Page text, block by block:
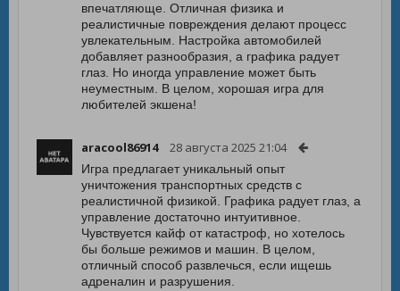
впечатляюще. Отличная физика и
реалистичные повреждения делают процесс
увлекательным. Настройка автомобилей
добавляет разнообразия, а графика радует
глаз. Но иногда управление может быть
неуместным. В целом, хорошая игра для
любителей экшена!
aracool86914 28 августа 2025 21:04
Игра предлагает уникальный опыт
уничтожения транспортных средств с
реалистичной физикой. Графика радует глаз, а
управление достаточно интуитивное.
Чувствуется кайф от катастроф, но хотелось
бы больше режимов и машин. В целом,
отличный способ развлечься, если ищешь
адреналин и разрушения.